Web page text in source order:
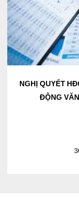
NGHỊ QUYẾT
ĐỘNG